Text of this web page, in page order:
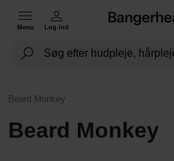
Menu Log ind
Beard Monkey
Beard Monkey